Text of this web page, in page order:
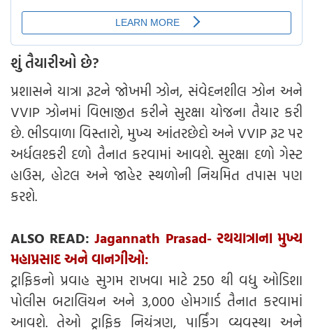
શું તૈયારીઓ છે?
પ્રશાસને યાત્રા રૂટને જોખમી ઝોન, સંવેદનશીલ ઝોન અને
VVIP ઝોનમાં વિભાજીત કરીને સુરક્ષા યોજના તૈયાર કરી
છે. ભીડવાળા વિસ્તારો, મુખ્ય આંતરછેદો અને VVIP રૂટ પર
અર્ધલશ્કરી દળો તૈનાત કરવામાં આવશે. સુરક્ષા દળો ગેસ્ટ
હાઉસ, હોટલ અને જાહેર સ્થળોની નિયમિત તપાસ પણ
કરશે.
ALSO READ:Jagannath Prasad- રથયાત્રાના મુખ્ય
મહાપ્રસાદ અને વાનગીઓ:
ટ્રાફિકનો પ્રવાહ સુગમ રાખવા માટે 250 થી વધુ ઓડિશા
પોલીસ બટાલિયન અને 3,000 હોમગાર્ડ તૈનાત કરવામાં
આવશે. તેઓ ટ્રાફિક નિયંત્રણ, પાર્કિંગ વ્યવસ્થા અને